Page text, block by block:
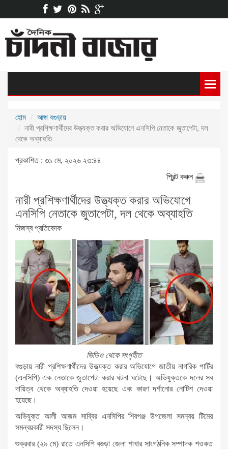
হোম
আজ বগুড়ায়
নারী প্রশিক্ষণার্থীদের উত্ত্যক্ত করার অভিযোগে এনসিপি নেতাকে জুতাপেটা, দল
থেকে অব্যাহতি
প্রকাশিত : ৩১ মে, ২০২৬ ২৩:৪৪
প্রিন্ট করুন
নারী প্রশিক্ষণার্থীদের উত্ত্যক্ত করার অভিযোগে
এনসিপি নেতাকে জুতাপেটা, দল থেকে অব্যাহতি
নিজস্ব প্রতিবেদক
ভিডিও থেকে সংগৃহীত
বগুড়ায় নারী প্রশিক্ষণার্থীদের উত্ত্যক্ত করার অভিযোগে জাতীয় নাগরিক পার্টির
(এনসিপি) এক নেতাকে জুতাপেটা করার ঘটনা ঘটেছে। অভিযুক্তকে দলের সব
দায়িত্ব থেকে অব্যাহতি দেওয়া হয়েছে এবং কারণ দর্শানোর নোটিশ দেওয়া
হয়েছে।
অভিযুক্ত আলী আজম সাব্বির এনসিপির শিবগঞ্জ উপজেলা সমন্বয় টিমের
সমন্বয়কারী সদস্য ছিলেন।
শুক্রবার (২৯ মে) রাতে এনসিপি বগুড়া জেলা শাখার সাংগঠনিক সম্পাদক শওকত